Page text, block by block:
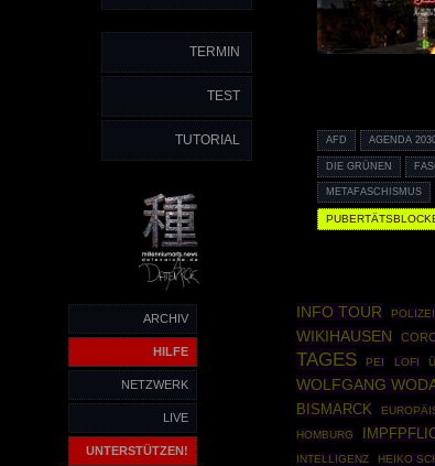
TERMIN
TEST
TUTORIAL
ARCHIV
HILFE
NETZWERK
LIVE
UNTERSTÜTZEN!
AFD AGENDA
DIE GRÜNEN
METAFASCHISMUS
INFO TOUR
WIKIHAUSEN
TAGES
PEI LOFI
WOLFGANG
BISMARCK
HOMBURG
INTELLIGENZ
HEIKO